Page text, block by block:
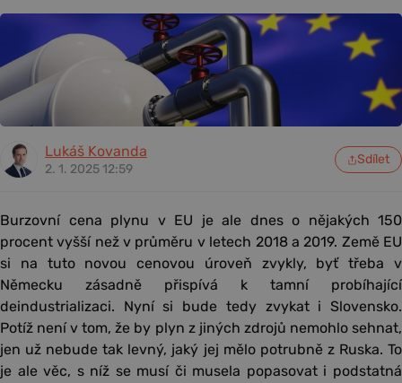
Lukáš Kovanda
2. 1. 2025 12:59
Sdílet
Burzovní cena plynu v EU je ale dnes o nějakých 150
procent vyšší než v průměru v letech 2018 a 2019. Země EU
si na tuto novou cenovou úroveň zvykly, byť třeba v
Německu zásadně přispívá k tamní probíhající
deindustrializaci. Nyní si bude tedy zvykat i Slovensko.
Potíž není v tom, že by plyn z jiných zdrojů nemohlo sehnat,
jen už nebude tak levný, jaký jej mělo potrubně z Ruska. To
je ale věc, s níž se musí či musela popasovat i podstatná